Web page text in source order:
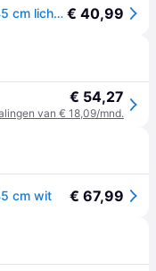
VidaXL Zwangerschapskussen 90x145 cm lichtblauw € 40,99
€ 54,27
van € 18,09/mnd.
cm wit € 67,99